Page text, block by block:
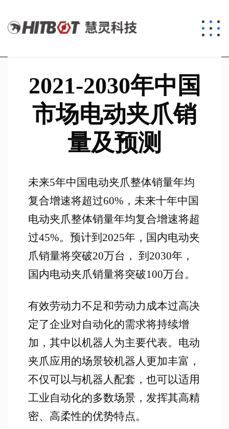
2021-2030年中国
市场电动夹爪销
量及预测
未来5年中国电动夹爪整体销量年均
复合增速将超过60%，未来十年中国
电动夹爪整体销量年均复合增速将超
过45%。预计到2025年，国内电动夹
爪销量将突破20万台， 到2030年，
国内电动夹爪销量将突破100万台。
有效劳动力不足和劳动力成本过高决
定了企业对自动化的需求将持续增
加，其中以机器人为主要代表。电动
夹爪应用的场景较机器人更加丰富，
不仅可以与机器人配套，也可以适用
工业自动化的多数场景，发挥其高精
密、高柔性的优势特点。